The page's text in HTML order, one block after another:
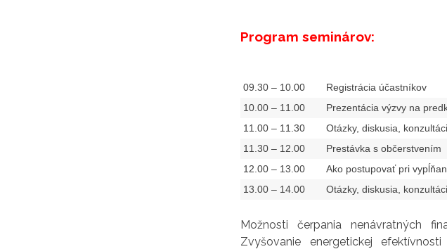
Program seminárov:
09.30 – 10.00
Registrácia účastníkov
10.00 – 11.00
Prezentácia výzvy na
11.00 – 11.30
Otázky, diskusia,
11.30 – 12.00
Prestávka s občerstvením
12.00 – 13.00
Ako postupovať pri
13.00 – 14.00
Otázky, diskusia,
Možnosti čerpania nenávratných
Zvyšovanie energetickej